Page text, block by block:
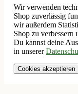
Wir verwenden
Shop zuverlässig
wir außerdem
Shop zu verbessern
Du kannst deine
in unserer
Cookies akzeptieren